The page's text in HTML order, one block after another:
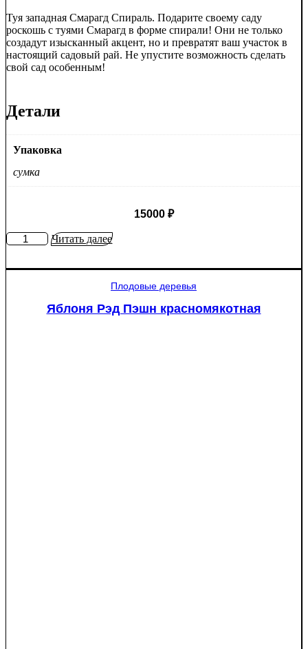
Туя западная Смарагд Спираль. Подарите своему саду
роскошь с туями Смарагд в форме спирали! Они не только
создадут изысканный акцент, но и превратят ваш участок в
настоящий садовый рай. Не упустите возможность сделать
свой сад особенным!
Детали
Упаковка
сумка
15000 ₽
КоличествоЧитать далее
Плодовые деревья
Яблоня Рэд Пэшн красномякотная